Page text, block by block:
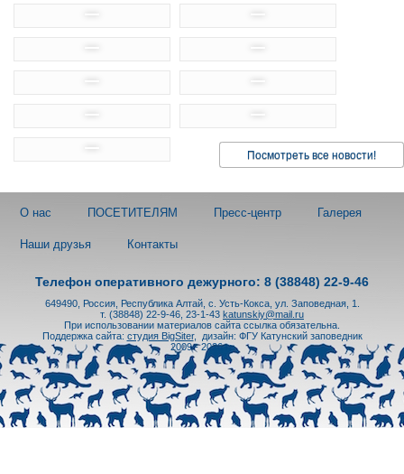
Посмотреть все новости!
О нас ПОСЕТИТЕЛЯМ Пресс-центр Галерея
Наши друзья Контакты
Телефон оперативного дежурного: 8 (38848) 22-9-46
649490, Россия, Республика Алтай, с. Усть-Кокса, ул. Заповедная, 1.
т. (38848) 22-9-46, 23-1-43 katunskiy@mail.ru
При использовании материалов сайта ссылка обязательна.
Поддержка сайта: студия BigSiter,
дизайн: ФГУ Катунский заповедник
2009 - 2026 гг.